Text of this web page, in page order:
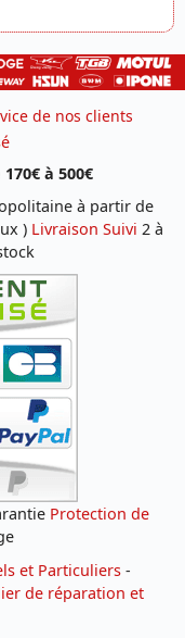
de nos clients
170€ à 500€
à partir de
) Livraison Suivi 2 à
Protection de
et Particuliers -
de réparation et